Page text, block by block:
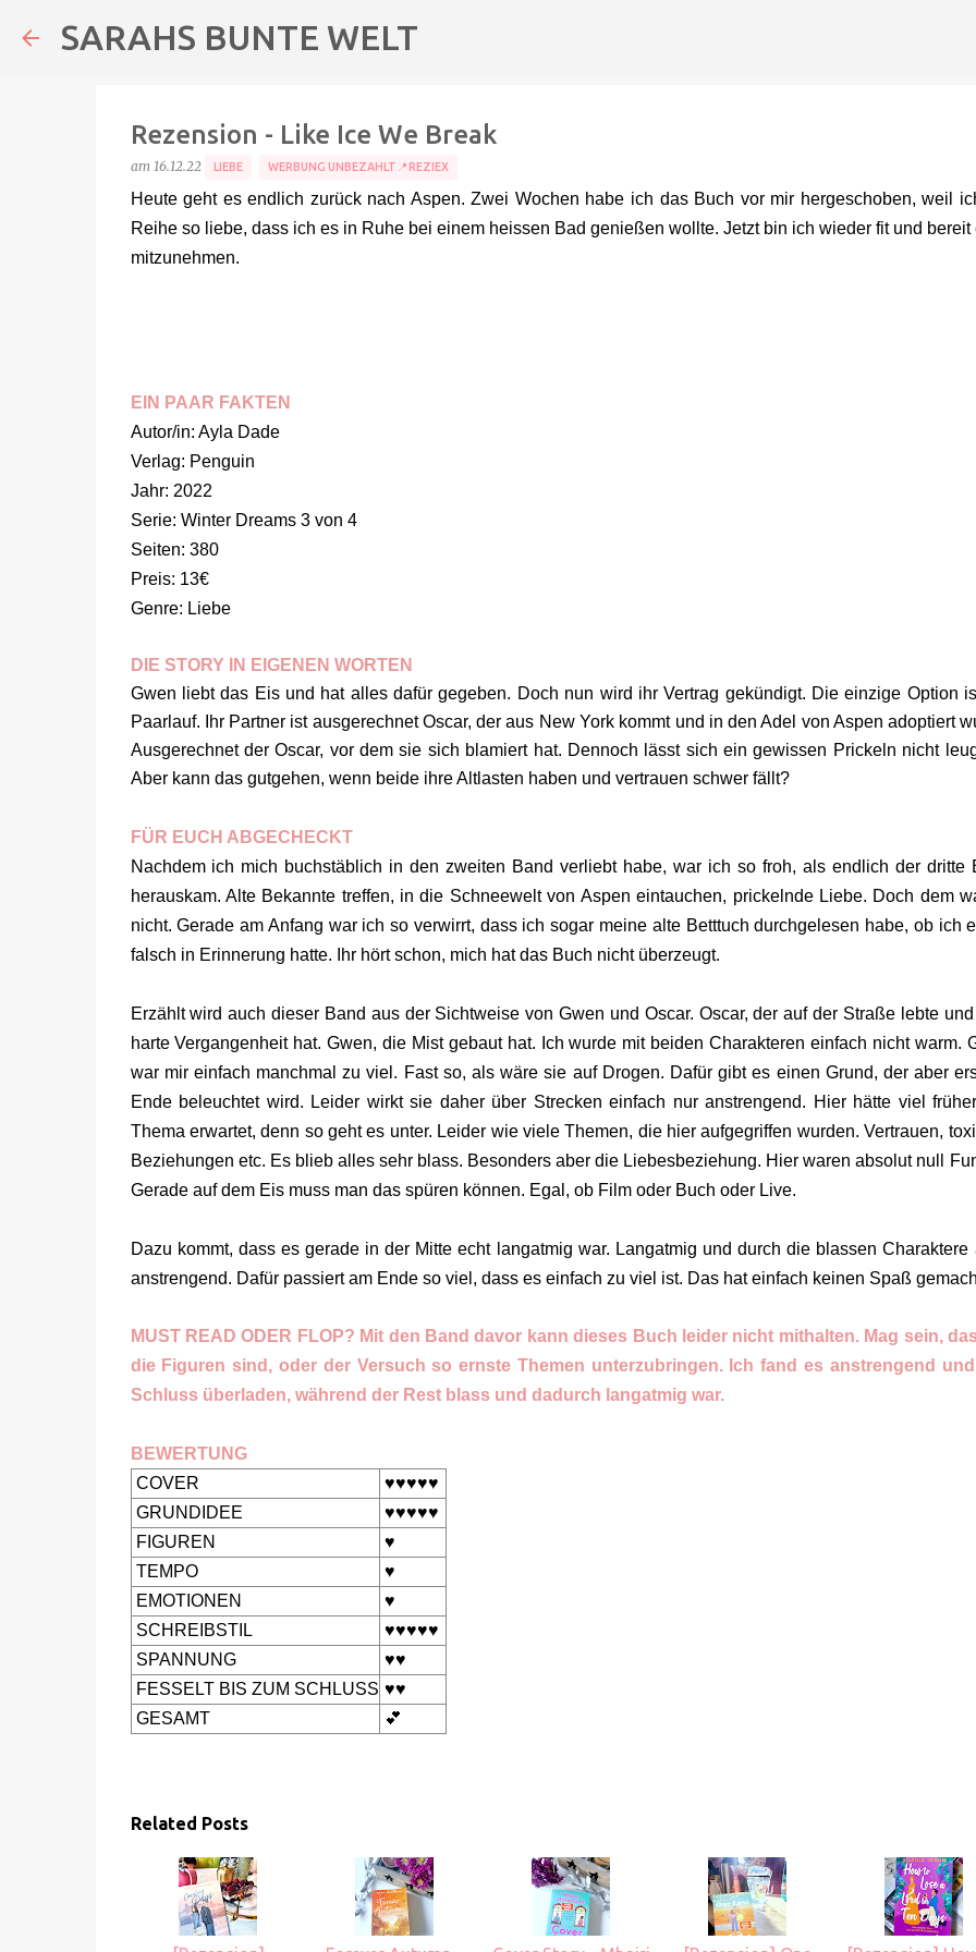
SARAHS BUNTE WELT
Rezension - Like Ice We Break
am 16.12.22 LIEBE WERBUNG UNBEZAHLT📍REZIEX
Heute geht es endlich zurück nach Aspen. Zwei Wochen habe ich das Buch vor mir hergeschoben, weil
Reihe so liebe, dass ich es in Ruhe bei einem heissen Bad genießen wollte. Jetzt bin ich wieder fit und bereit
mitzunehmen.
EIN PAAR FAKTEN
Autor/in: Ayla Dade
Verlag: Penguin
Jahr: 2022
Serie: Winter Dreams 3 von 4
Seiten: 380
Preis: 13€
Genre: Liebe
DIE STORY IN EIGENEN WORTEN
Gwen liebt das Eis und hat alles dafür gegeben. Doch nun wird ihr Vertrag gekündigt. Die einzige Option
Paarlauf. Ihr Partner ist ausgerechnet Oscar, der aus New York kommt und in den Adel von Aspen adoptiert
Ausgerechnet der Oscar, vor dem sie sich blamiert hat. Dennoch lässt sich ein gewissen Prickeln nicht
Aber kann das gutgehen, wenn beide ihre Altlasten haben und vertrauen schwer fällt?
FÜR EUCH ABGECHECKT
Nachdem ich mich buchstäblich in den zweiten Band verliebt habe, war ich so froh, als endlich der dritte
herauskam. Alte Bekannte treffen, in die Schneewelt von Aspen eintauchen, prickelnde Liebe. Doch dem
nicht. Gerade am Anfang war ich so verwirrt, dass ich sogar meine alte Betttuch durchgelesen habe, ob ich
falsch in Erinnerung hatte. Ihr hört schon, mich hat das Buch nicht überzeugt.
Erzählt wird auch dieser Band aus der Sichtweise von Gwen und Oscar. Oscar, der auf der Straße lebte
harte Vergangenheit hat. Gwen, die Mist gebaut hat. Ich wurde mit beiden Charakteren einfach nicht warm.
war mir einfach manchmal zu viel. Fast so, als wäre sie auf Drogen. Dafür gibt es einen Grund, der aber
Ende beleuchtet wird. Leider wirkt sie daher über Strecken einfach nur anstrengend. Hier hätte viel
Thema erwartet, denn so geht es unter. Leider wie viele Themen, die hier aufgegriffen wurden. Vertrauen,
Beziehungen etc. Es blieb alles sehr blass. Besonders aber die Liebesbeziehung. Hier waren absolut null
Gerade auf dem Eis muss man das spüren können. Egal, ob Film oder Buch oder Live.
Dazu kommt, dass es gerade in der Mitte echt langatmig war. Langatmig und durch die blassen Charaktere
anstrengend. Dafür passiert am Ende so viel, dass es einfach zu viel ist. Das hat einfach keinen Spaß
MUST READ ODER FLOP? Mit den Band davor kann dieses Buch leider nicht mithalten. Mag sein,
die Figuren sind, oder der Versuch so ernste Themen unterzubringen. Ich fand es anstrengend
Schluss überladen, während der Rest blass und dadurch langatmig war.
BEWERTUNG
COVER
♥️♥️♥️♥️♥️
GRUNDIDEE
♥️♥️♥️♥️♥️
FIGUREN
♥️
TEMPO
♥️
EMOTIONEN
♥️
SCHREIBSTIL
♥️♥️♥️♥️♥️
SPANNUNG
♥️♥️
FESSELT BIS ZUM SCHLUSS ♥️♥️
GESAMT
💕
Related Posts